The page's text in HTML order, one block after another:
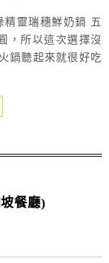
靈瑞穗鮮奶鍋 五
，所以這次選擇沒
鍋聽起來就很好吃
眼，幸好有店家
餐廳)